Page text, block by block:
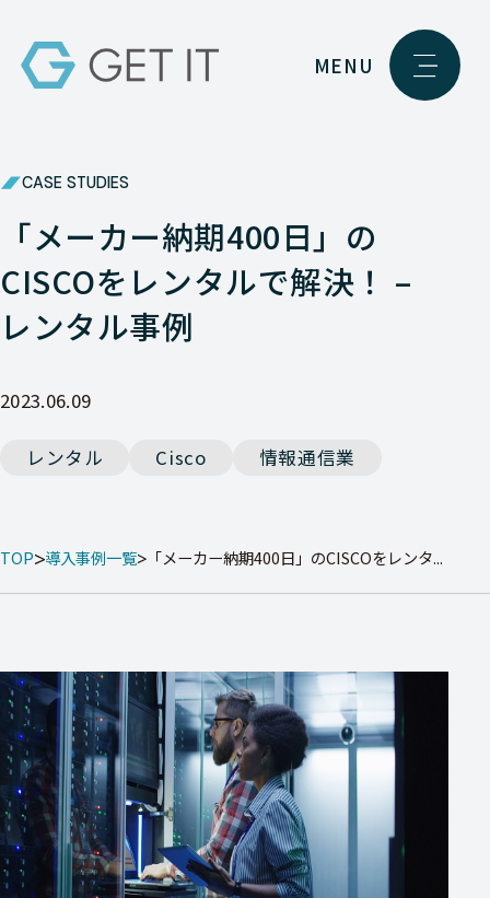
MENU
CASE STUDIES
「メーカー納期400日」の
CISCOをレンタルで解決！ –
レンタル事例
2023.06.09
レンタル Cisco 情報通信業
TOP 導入事例一覧 「メーカー納期400日」のCISCOをレンタ...